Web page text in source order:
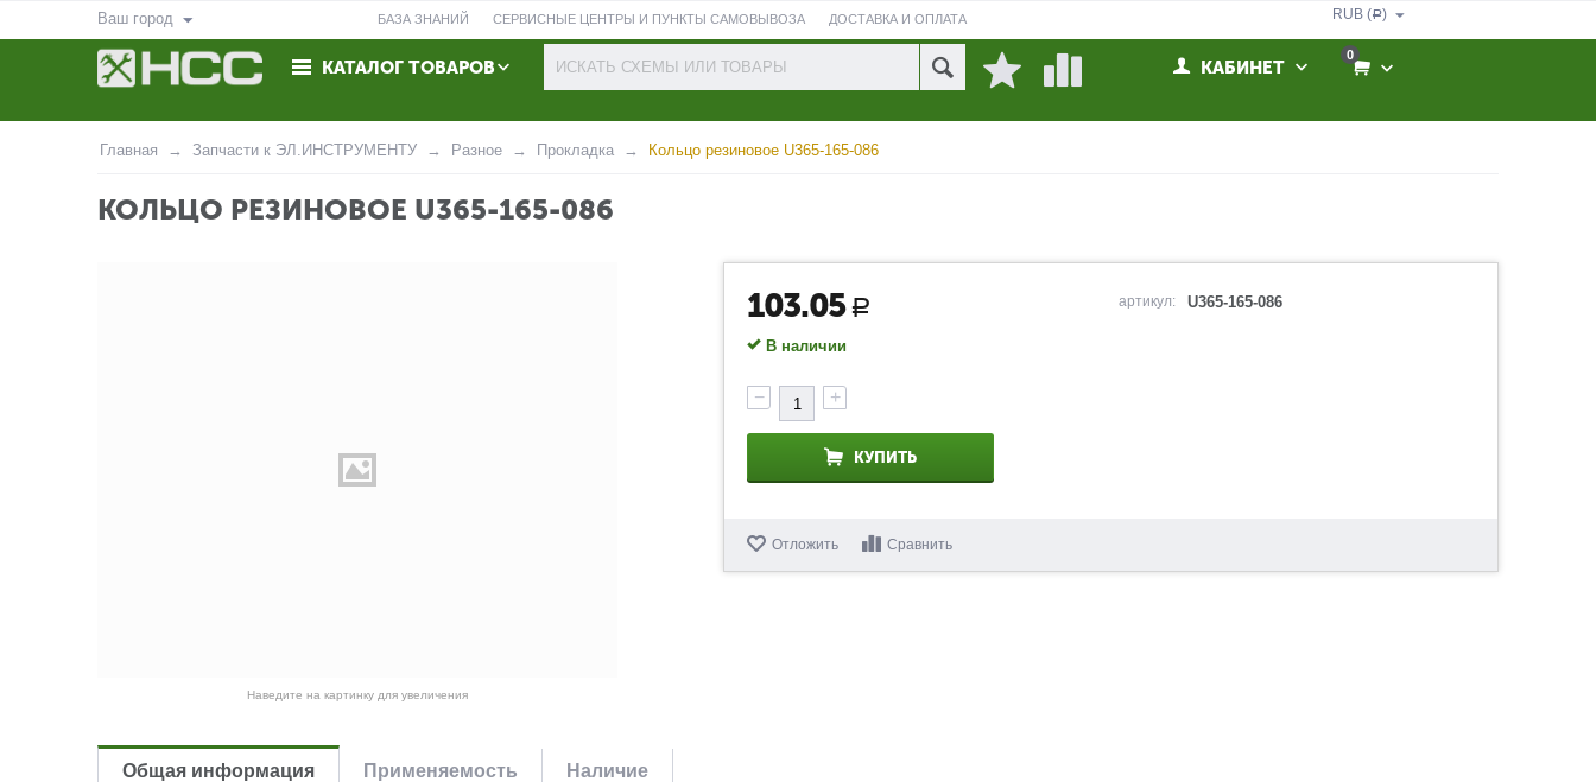
Ваш город БАЗА ЗНАНИЙ СЕРВИСНЫЕ ЦЕНТРЫ И ПУНКТЫ САМОВЫВОЗА ДОСТАВКА И ОПЛАТА
ВОЗВРАТ КОНТАКТЫ ПРОВЕРИТЬ СОСТОЯНИЕ РЕМОНТА
RUB (Р)
КАТАЛОГ ТОВАРОВ КАБИНЕТ
0
Главная Запчасти к ЭЛ.ИНСТРУМЕНТУ Разное Прокладка Кольцо резиновое U365-165-086
КОЛЬЦО РЕЗИНОВОЕ U365-165-086
Наведите на картинку для увеличения
103.05 Р
В наличии
+
−
КУПИТЬ
артикул: U365-165-086
Отложить Сравнить
Общая информация Применяемость Наличие